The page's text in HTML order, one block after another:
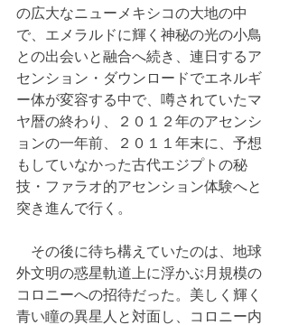
の広大なニューメキシコの大地の中
で、エメラルドに輝く神秘の光の小鳥
との出会いと融合へ続き、連日するア
センション・ダウンロードでエネルギ
ー体が変容する中で、噂されていたマ
ヤ暦の終わり、２０１２年のアセンシ
ョンの一年前、２０１１年末に、予想
もしていなかった古代エジプトの秘
技・ファラオ的アセンション体験へと
突き進んで行く。
その後に待ち構えていたのは、地球
外文明の惑星軌道上に浮かぶ月規模の
コロニーへの招待だった。美しく輝く
青い瞳の異星人と対面し、コロニー内